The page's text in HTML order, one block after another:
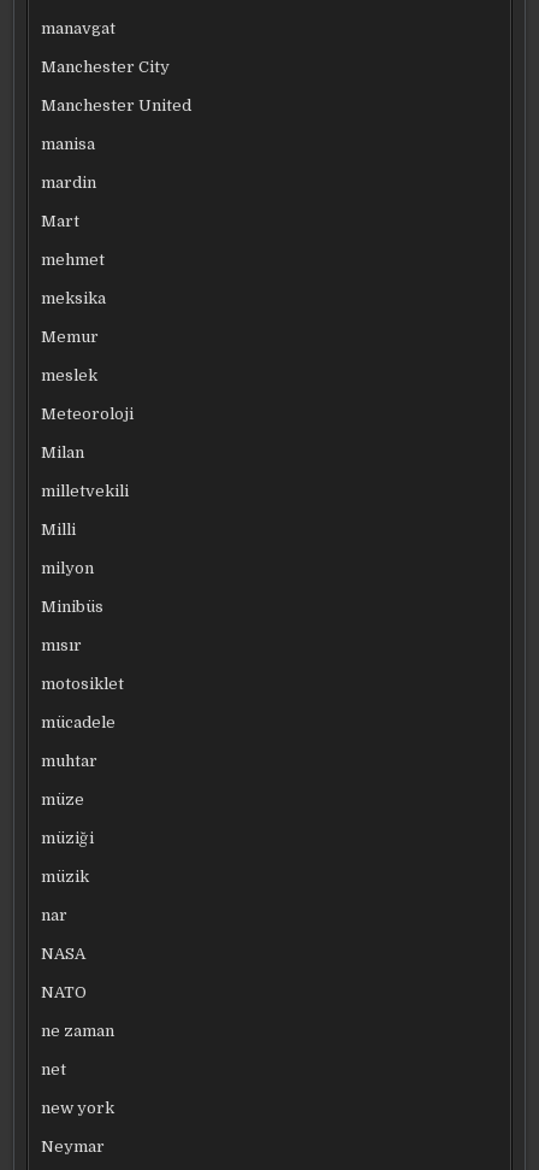
manavgat
Manchester City
Manchester United
manisa
mardin
Mart
mehmet
meksika
Memur
meslek
Meteoroloji
Milan
milletvekili
Milli
milyon
Minibüs
mısır
motosiklet
mücadele
muhtar
müze
müziği
müzik
nar
NASA
NATO
ne zaman
net
new york
Neymar